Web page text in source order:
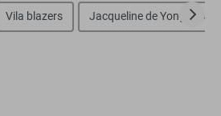
Vila blazers Jacqueline de Yong jurken